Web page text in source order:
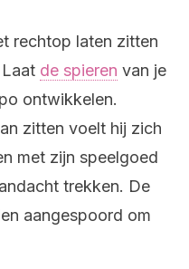
rechtop laten zitten
de spieren van je
ontwikkelen.
zitten voelt hij zich
met zijn speelgoed
trekken. De
aangespoord om